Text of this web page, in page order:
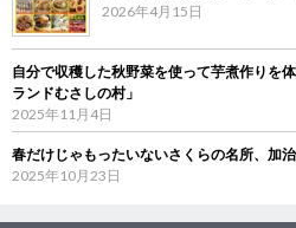
2026年4月15日
自分で収穫した秋野菜を使って芋煮作りを
ランドむさしの村」
2025年11月4日
春だけじゃもったいないさくらの名所、加
2025年10月23日